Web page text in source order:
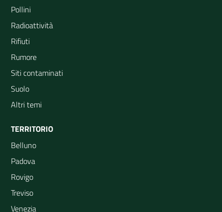
Pollini
Radioattività
Rifiuti
Rumore
Siti contaminati
Suolo
Altri temi
TERRITORIO
Belluno
Padova
Rovigo
Treviso
Venezia